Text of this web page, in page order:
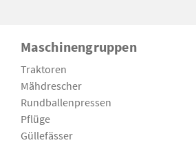
Maschinengruppen
Traktoren
Mähdrescher
Rundballenpressen
Pflüge
Güllefässer